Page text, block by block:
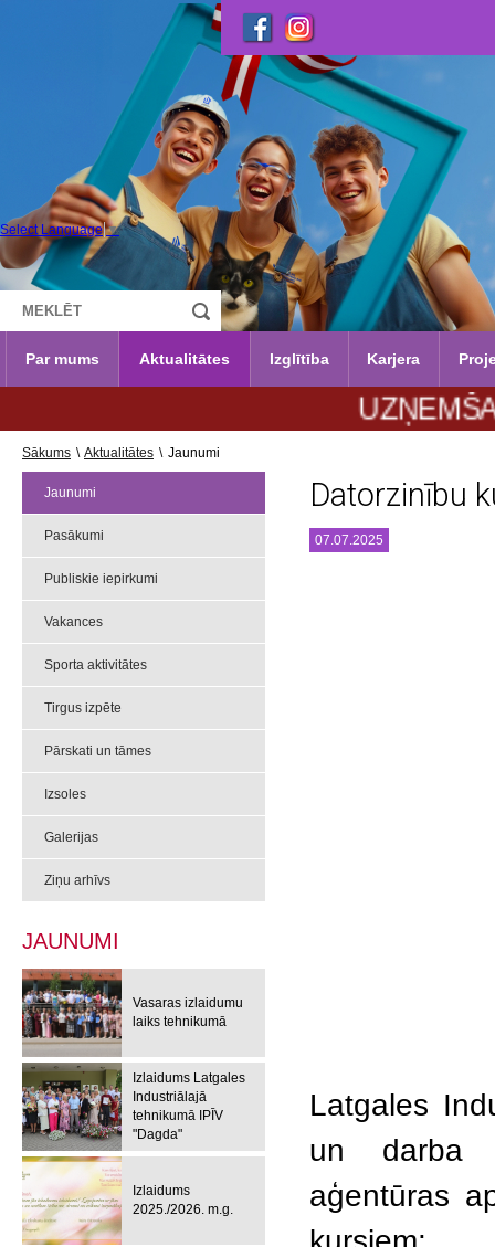
Select Language ▼
Par mums Aktualitātes Izglītība Karjera
Sākums \ Aktualitātes \ Jaunumi
Jaunumi
Pasākumi
Publiskie iepirkumi
Vakances
Sporta aktivitātes
Tirgus izpēte
Pārskati un tāmes
Izsoles
Galerijas
Ziņu arhīvs
JAUNUMI
Vasaras izlaidumu
laiks tehnikumā
Izlaidums Latgales
Industriālajā
tehnikumā IPĪV
"Dagda"
Izlaidums
2025./2026. m.g.
Datorzinību
07.07.2025
Latgales
un darba
aģentūras